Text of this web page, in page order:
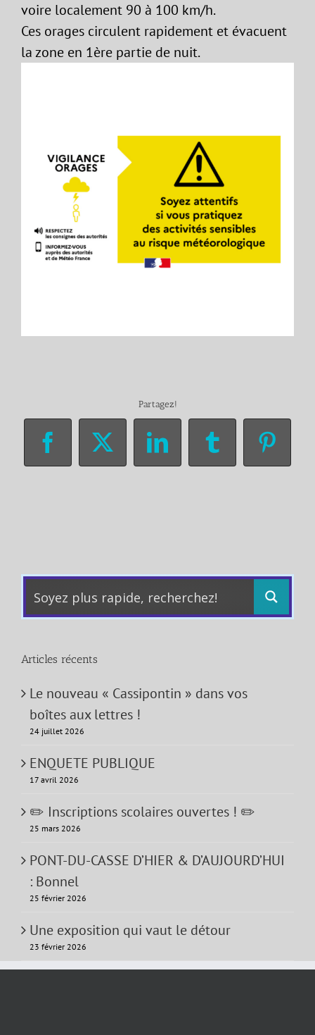
voire localement 90 à 100 km/h.
Ces orages circulent rapidement et évacuent
la zone en 1ère partie de nuit.
Partagez!
Facebook
X LinkedInTumblr
Articles récents
Le nouveau « Cassipontin » dans vos
boîtes aux lettres !
24 juillet 2026
ENQUETE PUBLIQUE
17 avril 2026
✏️ Inscriptions scolaires ouvertes ! ✏️
25 mars 2026
PONT-DU-CASSE D’HIER & D’AUJOURD’HUI
: Bonnel
25 février 2026
Une exposition qui vaut le détour
23 février 2026